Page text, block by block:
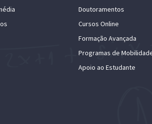
Doutoramentos
Cursos Online
Formação Avançada
Programas de
Apoio ao Estudante